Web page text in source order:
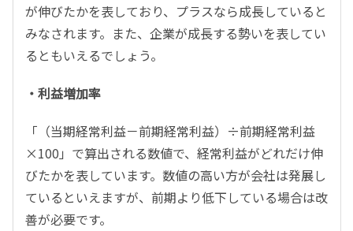
が伸びたかを表しており、プラスなら成長していると
みなされます。また、企業が成長する勢いを表してい
るともいえるでしょう。
・利益増加率
「（当期経常利益－前期経常利益）÷前期経常利益
×100」で算出される数値で、経常利益がどれだけ伸
びたかを表しています。数値の高い方が会社は発展し
ているといえますが、前期より低下している場合は改
善が必要です。